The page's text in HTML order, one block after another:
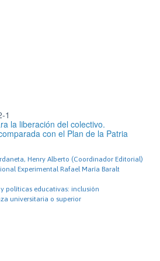
1
la liberación del colectivo.
con el Plan de la Patria
Henry Alberto (Coordinador Editorial)
Experimental Rafael María Baralt
políticas educativas: inclusión
universitaria o superior